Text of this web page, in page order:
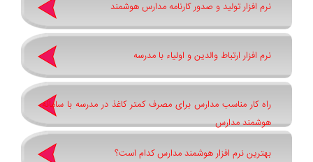
نرم افزار تولید و صدور کارنامه مدارس هوشمند
نرم افزار ارتباط والدین و اولیاء با مدرسه
راه کار مناسب مدارس برای مصرف کمتر کاغذ در مدرسه با سامانه
هوشمند مدارس
بهترین نرم افزار هوشمند مدارس کدام است؟